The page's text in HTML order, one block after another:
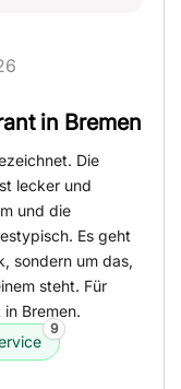
in Bremen
Die
lecker und
und die
Es geht
sondern um das,
steht. Für
Bremen.
9